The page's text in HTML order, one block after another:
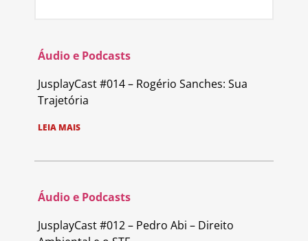
Áudio e Podcasts
JusplayCast #014 – Rogério Sanches: Sua
Trajetória
LEIA MAIS
Áudio e Podcasts
JusplayCast #012 – Pedro Abi – Direito